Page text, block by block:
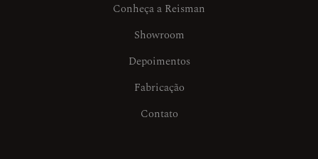
Conheça a Reisman
Showroom
Depoimentos
Fabricação
Contato